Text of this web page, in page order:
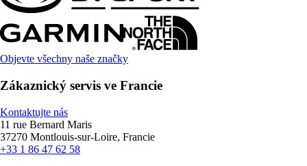
Objevte všechny naše značky
Zákaznický servis ve Francie
Kontaktujte nás
11 rue Bernard Maris
37270 Montlouis-sur-Loire, Francie
+33 1 86 47 62 58